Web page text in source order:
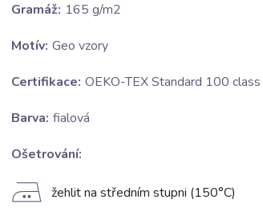
Gramáž: 165 g/m2
Motív: Geo vzory
Certifikace: OEKO-TEX Standard 100 class
Barva: fialová
Ošetrování:
E žehlit na středním stupni (150°C)